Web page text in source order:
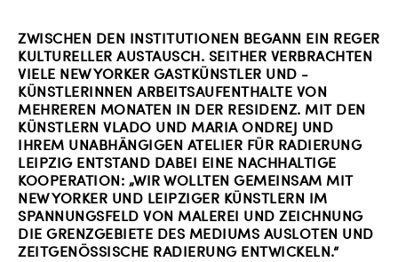
ZWISCHEN DEN INSTITUTIONEN BEGANN EIN REGER
KULTURELLER AUSTAUSCH. SEITHER VERBRACHTEN
VIELE NEW YORKER GASTKÜNSTLER UND -
KÜNSTLERINNEN ARBEITSAUFENTHALTE VON
MEHREREN MONATEN IN DER RESIDENZ. MIT DEN
KÜNSTLERN VLADO UND MARIA ONDREJ UND
IHREM UNABHÄNGIGEN ATELIER FÜR RADIERUNG
LEIPZIG ENTSTAND DABEI EINE NACHHALTIGE
KOOPERATION: „WIR WOLLTEN GEMEINSAM MIT
NEW YORKER UND LEIPZIGER KÜNSTLERN IM
SPANNUNGSFELD VON MALEREI UND ZEICHNUNG
DIE GRENZGEBIETE DES MEDIUMS AUSLOTEN UND
ZEITGENÖSSISCHE RADIERUNG ENTWICKELN.“